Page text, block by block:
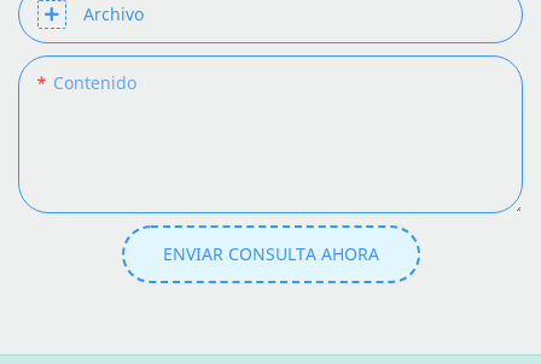
Archivo
Contenido
ENVIAR CONSULTA AHORA